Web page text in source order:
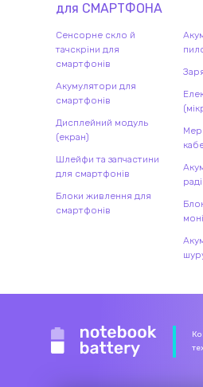
для СМАРТФОНА
Сенсорне скло й
тачскріни для
смартфонів
Акумулятори для
смартфонів
Дисплейний модуль
(екран)
Шлейфи та запчастини
для смартфонів
Блоки живлення для
смартфонів